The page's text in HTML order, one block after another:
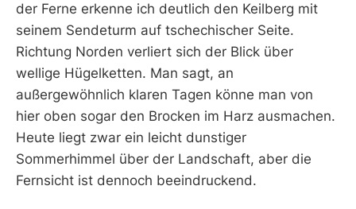
der Ferne erkenne ich deutlich den Keilberg mit
seinem Sendeturm auf tschechischer Seite.
Richtung Norden verliert sich der Blick über
wellige Hügelketten. Man sagt, an
außergewöhnlich klaren Tagen könne man von
hier oben sogar den Brocken im Harz ausmachen.
Heute liegt zwar ein leicht dunstiger
Sommerhimmel über der Landschaft, aber die
Fernsicht ist dennoch beeindruckend.